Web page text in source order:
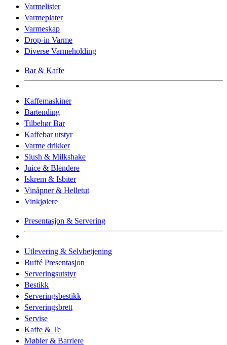
Varmelister
Varmeplater
Varmeskap
Drop-in Varme
Diverse Varmeholding
Bar & Kaffe
Kaffemaskiner
Bartending
Tilbehør Bar
Kaffebar utstyr
Varme drikker
Slush & Milkshake
Juice & Blendere
Iskrem & Isbiter
Vinåpner & Helletut
Vinkjølere
Presentasjon & Servering
Utlevering & Selvbetjening
Buffé Presentasjon
Serveringsutstyr
Bestikk
Serveringsbestikk
Serveringsbrett
Servise
Kaffe & Te
Møbler & Barriere